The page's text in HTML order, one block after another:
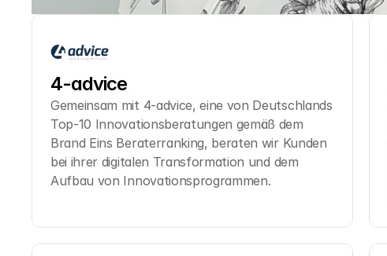
4-advice
Gemeinsam mit 4-advice, eine von Deutschlands
Top-10 Innovationsberatungen gemäß dem
Brand Eins Beraterranking, beraten wir Kunden
bei ihrer digitalen Transformation und dem
Aufbau von Innovationsprogrammen.